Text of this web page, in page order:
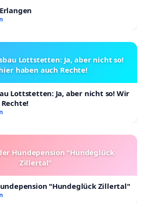
Lottstetten: Ja, aber nicht so!
haben auch Rechte!
Lottstetten: Ja, aber nicht so! Wir
Hundepension "Hundeglück
Zillertal"
"Hundeglück Zillertal"